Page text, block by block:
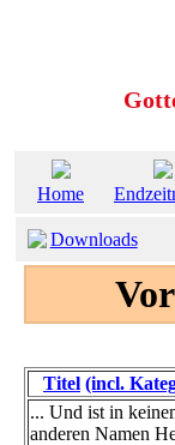
Home
Downloads
Titel (incl.
... Und ist in
anderen Namen